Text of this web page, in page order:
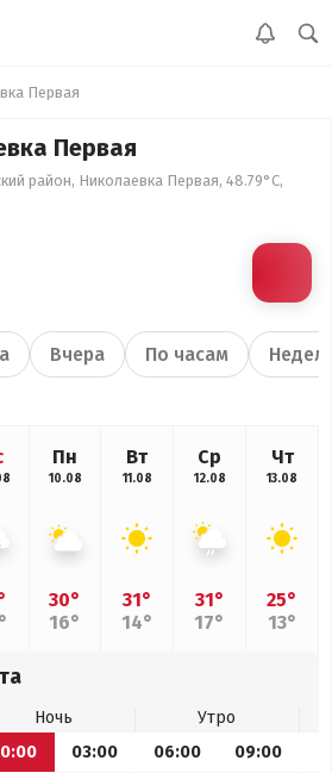
Первая
Первая
район, Николаевка Первая, 48.79°С,
Вчера По часам
Пн
10.08
30°
16°
Вт
11.08
31°
14°
Ср
12.08
31°
17°
Чт
13.08
25°
13°
Ночь
Утро
03:00 06:00 09:00